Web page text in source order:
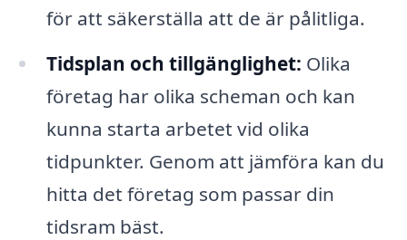
för att säkerställa att de är pålitliga.
Tidsplan och tillgänglighet: Olika
företag har olika scheman och kan
kunna starta arbetet vid olika
tidpunkter. Genom att jämföra kan du
hitta det företag som passar din
tidsram bäst.